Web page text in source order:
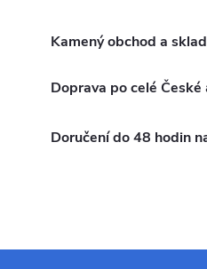
p
Kamený obchod a
Doprava po celé
Doručení do 48 hodin